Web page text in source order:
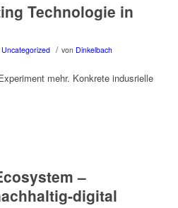
Technologie in
Uncategorized / von Dinkelbach
mehr. Konkrete indusrielle
–
digital